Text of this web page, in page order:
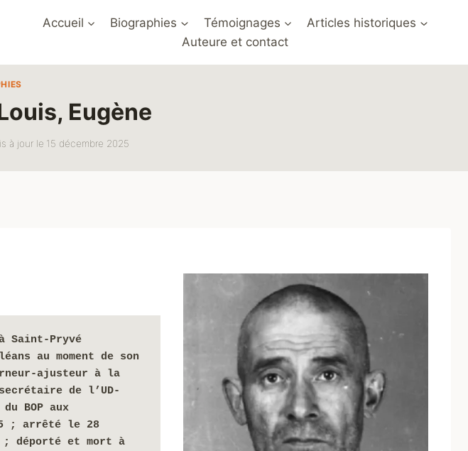
Accueil Biographies Témoignages
Articles historiques
Auteure et contact
Eugène
à jour le 15 décembre 2025
Saint-Pryvé
au moment de son
ajusteur à la
de l’UD-
BOP aux
; arrêté le 28